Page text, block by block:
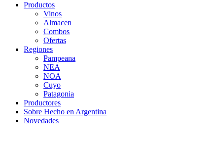
Productos
Vinos
Almacen
Combos
Ofertas
Regiones
Pampeana
NEA
NOA
Cuyo
Patagonia
Productores
Sobre Hecho en Argentina
Novedades